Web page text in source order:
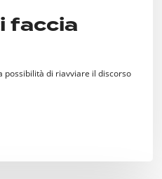
faccia
possibilità di riavviare il discorso